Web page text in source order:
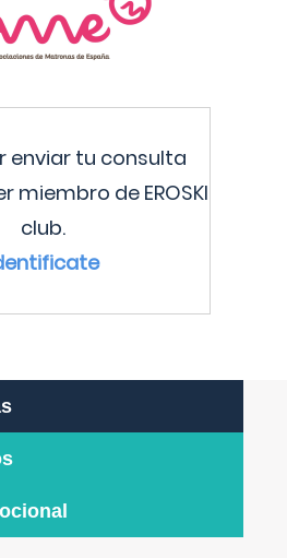
enviar tu consulta
miembro de EROSKI
club.